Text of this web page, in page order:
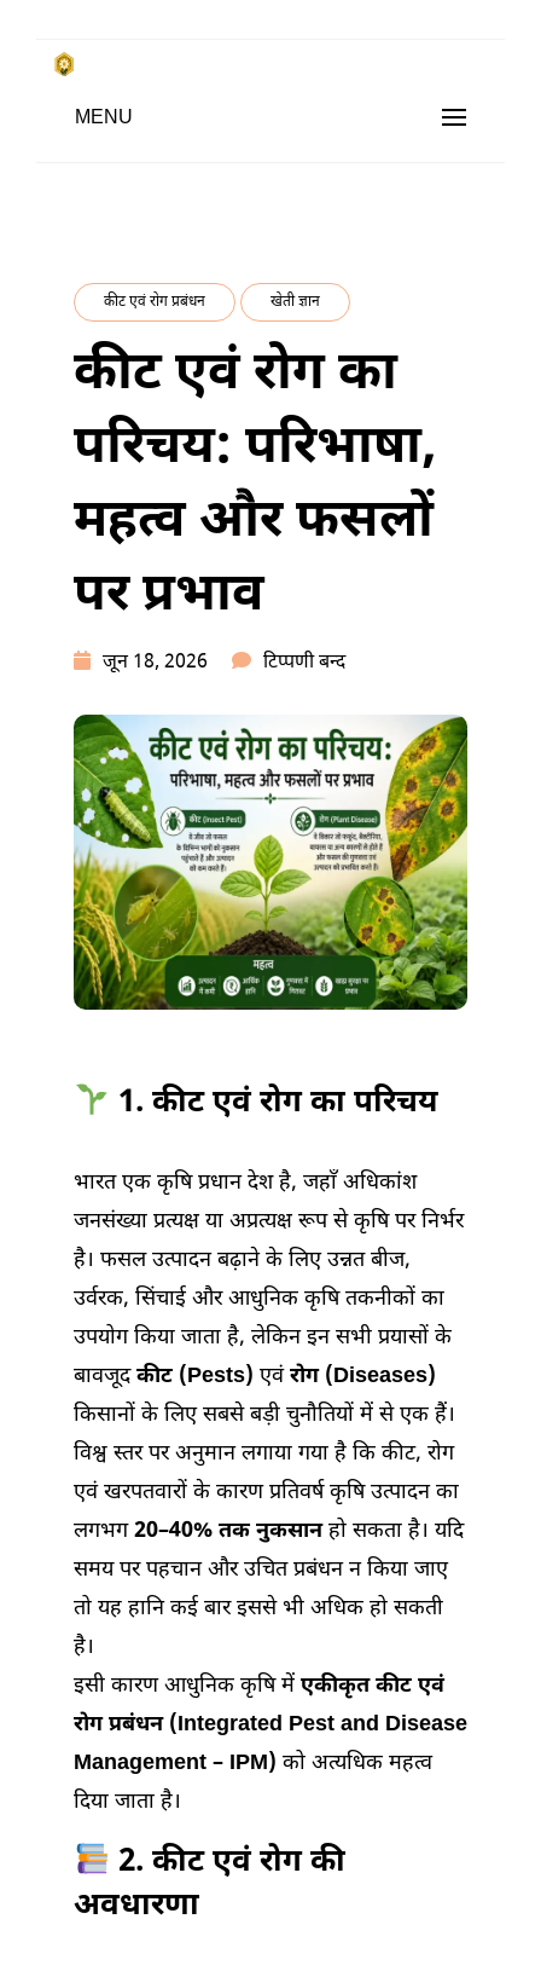
Skip
content
Subsistence Farming
किसानों के साथ, किसानों के लिए
MENU
कीट एवं रोग प्रबंधन खेती ज्ञान
कीट एवं रोग का
परिचय: परिभाषा,
महत्व और फसलों
पर प्रभाव
जून 18, 2026 टिप्पणी बन्दकीट
का
परिचय:
परिभाषा,
महत्व
और
फसलों
प्रभाव
1. कीट एवं रोग का परिचय
भारत एक कृषि प्रधान देश है, जहाँ अधिकांश
जनसंख्या प्रत्यक्ष या अप्रत्यक्ष रूप से कृषि पर निर्भर
है। फसल उत्पादन बढ़ाने के लिए उन्नत बीज,
उर्वरक, सिंचाई और आधुनिक कृषि तकनीकों का
उपयोग किया जाता है, लेकिन इन सभी प्रयासों के
बावजूदकीट (Pests) एवंरोग (Diseases)
किसानों के लिए सबसे बड़ी चुनौतियों में से एक हैं।
विश्व स्तर पर अनुमान लगाया गया है कि कीट, रोग
एवं खरपतवारों के कारण प्रतिवर्ष कृषि उत्पादन का
लगभग20–40% तक नुकसानहो सकता है। यदि
समय पर पहचान और उचित प्रबंधन न किया जाए
तो यह हानि कई बार इससे भी अधिक हो सकती
है।
इसी कारण आधुनिक कृषि में एकीकृत कीट एवं
रोग प्रबंधन (Integrated Pest and Disease
Management – IPM) को अत्यधिक महत्व
दिया जाता है।
2. कीट एवं रोग की
अवधारणा